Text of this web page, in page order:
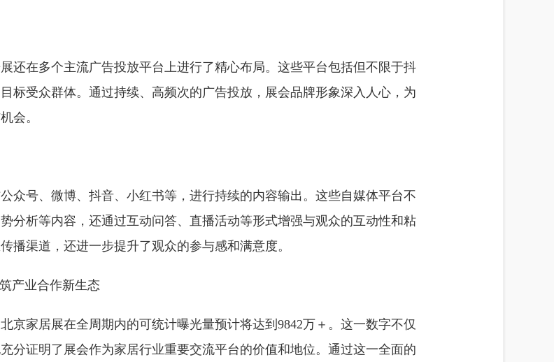
还在多个主流广告投放平台上进行了精心布局。这些平台包括但不限于抖
标受众群体。通过持续、高频次的广告投放，展会品牌形象深入人心，为
会。
号、微博、抖音、小红书等，进行持续的内容输出。这些自媒体平台不
分析等内容，还通过互动问答、直播活动等形式增强与观众的互动性和粘
播渠道，还进一步提升了观众的参与感和满意度。
京家居展在全周期内的可统计曝光量预计将达到9842万＋。这一数字不仅
分证明了展会作为家居行业重要交流平台的价值和地位。通过这一全面的